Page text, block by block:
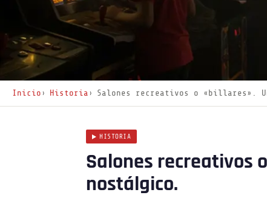
Inicio Historia Salones recreativos o «billares».
HISTORIA
Salones recreativos
nostálgico.